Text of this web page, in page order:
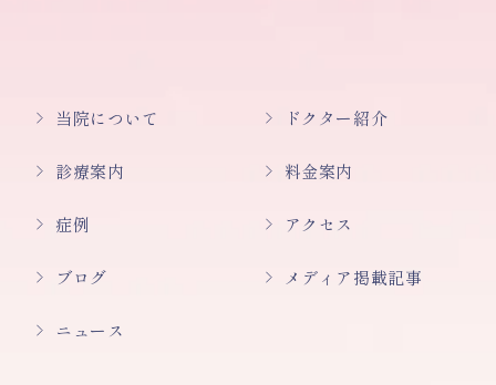
当院について ドクター紹介
診療案内 料金案内
症例 アクセス
ブログ メディア掲載記事
ニュース